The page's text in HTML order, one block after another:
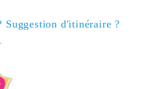
Suggestion d'itinéraire ?